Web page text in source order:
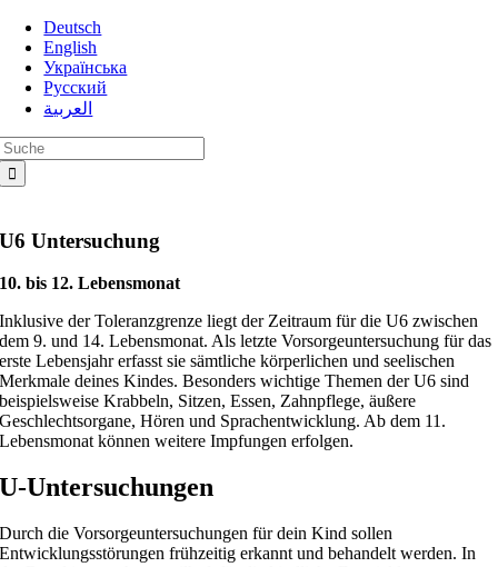
Zum
Inhalt
springen
Deutsch
English
Українська
Русский
العربية
U6 Untersuchung
10. bis 12. Lebensmonat
Inklusive der Toleranzgrenze liegt der Zeitraum für die U6 zwischen
dem 9. und 14. Lebensmonat. Als letzte Vorsorgeuntersuchung für das
erste Lebensjahr erfasst sie sämtliche körperlichen und seelischen
Merkmale deines Kindes. Besonders wichtige Themen der U6 sind
beispielsweise Krabbeln, Sitzen, Essen, Zahnpflege, äußere
Geschlechtsorgane, Hören und Sprachentwicklung. Ab dem 11.
Lebensmonat können weitere Impfungen erfolgen.
U-Untersuchungen
Durch die Vorsorgeuntersuchungen für dein Kind sollen
Entwicklungsstörungen frühzeitig erkannt und behandelt werden. In